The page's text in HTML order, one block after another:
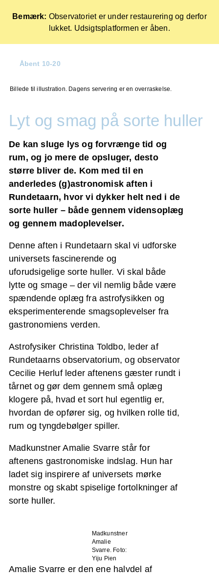
Bemærk: Observatoriet er under restaurering og derfor
lukket. Udsigtsplatformen er åben.
Skip
Åbent 10-20
Billede til illustration. Dagens servering er en overraskelse.
Lyt og smag på sorte huller
De kan sluge lys og forvrænge tid og
rum, og jo mere de opsluger, desto
større bliver de. Kom med til en
anderledes (g)astronomisk aften i
Rundetaarn, hvor vi dykker helt ned i de
sorte huller – både gennem vidensoplæg
og gennem madoplevelser.
Denne aften i Rundetaarn skal vi udforske
universets fascinerende og
uforudsigelige sorte huller. Vi skal både
lytte og smage – der vil nemlig både være
spændende oplæg fra astrofysikken og
eksperimenterende smagsoplevelser fra
gastronomiens verden.
Astrofysiker Christina Toldbo, leder af
Rundetaarns observatorium, og observator
Cecilie Herluf leder aftenens gæster rundt i
tårnet og gør dem gennem små oplæg
klogere på, hvad et sort hul egentlig er,
hvordan de opfører sig, og hvilken rolle tid,
rum og tyngdebølger spiller.
Madkunstner Amalie Svarre står for
aftenens gastronomiske indslag. Hun har
ladet sig inspirere af universets mørke
monstre og skabt spiselige fortolkninger af
sorte huller.
Madkunstner
Amalie
Svarre. Foto:
Yiju Pien
Amalie Svarre er den ene halvdel af